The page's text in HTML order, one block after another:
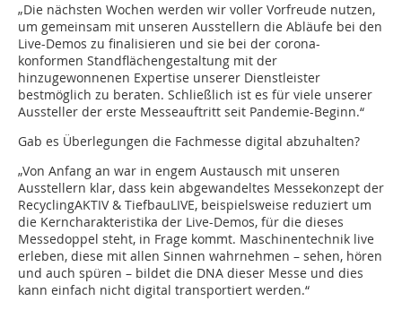
„Die nächsten Wochen werden wir voller Vorfreude nutzen,
um gemeinsam mit unseren Ausstellern die Abläufe bei den
Live-Demos zu finalisieren und sie bei der corona-
konformen Standflächengestaltung mit der
hinzugewonnenen Expertise unserer Dienstleister
bestmöglich zu beraten. Schließlich ist es für viele unserer
Aussteller der erste Messeauftritt seit Pandemie-Beginn.“
Gab es Überlegungen die Fachmesse digital abzuhalten?
„Von Anfang an war in engem Austausch mit unseren
Ausstellern klar, dass kein abgewandeltes Messekonzept der
RecyclingAKTIV & TiefbauLIVE, beispielsweise reduziert um
die Kerncharakteristika der Live-Demos, für die dieses
Messedoppel steht, in Frage kommt. Maschinentechnik live
erleben, diese mit allen Sinnen wahrnehmen – sehen, hören
und auch spüren – bildet die DNA dieser Messe und dies
kann einfach nicht digital transportiert werden.“